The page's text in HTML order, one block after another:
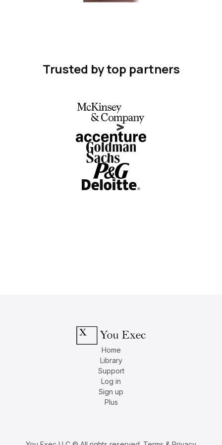
Trusted by top partners
Home
Library
Support
Log in
Sign up
Plus